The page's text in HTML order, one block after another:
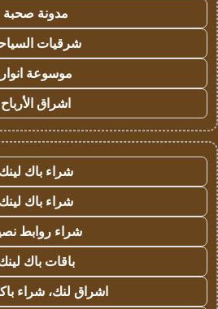
مدونة صحبة
شرقيات
موسوعة انوار
اشراق الأرباح
شراء باك لينك
شراء باك لينك
شراء روابط
باقات باك
اشراق لنك، شراء